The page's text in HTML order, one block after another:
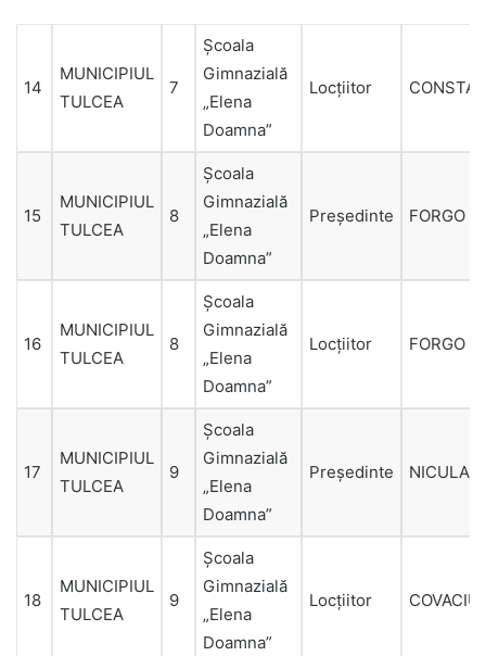
14
MUNICIPIUL
TULCEA
7
Școala
Gimnazială
„Elena
Doamna”
Locțiitor
15
MUNICIPIUL
TULCEA
8
Școala
Gimnazială
„Elena
Doamna”
Președinte FORGO
16
MUNICIPIUL
TULCEA
8
Școala
Gimnazială
„Elena
Doamna”
Locțiitor FORGO
17
MUNICIPIUL
TULCEA
9
Școala
Gimnazială
„Elena
Doamna”
Președinte
18
MUNICIPIUL
TULCEA
9
Școala
Gimnazială
„Elena
Doamna”
Locțiitor COVACIU